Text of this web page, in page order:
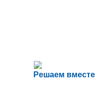
Решаем вместе
Сложности с
Сообщите об этом